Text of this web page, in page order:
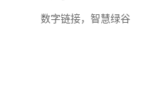
数字链接，智慧绿谷